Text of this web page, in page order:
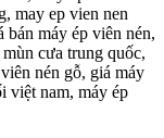
may ep vien nen
bán máy ép viên nén,
cưa trung quốc,
nén gỗ, giá máy
việt nam, máy ép